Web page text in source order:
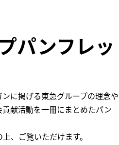
念体系
ージ
ット
プ
ュージ
パンフレッ
ンに掲げる東急グループの理念や
献活動を一冊にまとめたパン
、ご覧いただけます。